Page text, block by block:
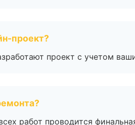
проект?
проект с учетом
работ проводится